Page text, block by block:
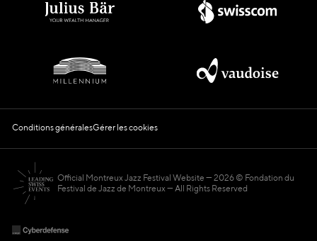
Conditions généralesGérer les cookies
Official Montreux Jazz Festival Website
2026 © Fondation du
Festival de Jazz de Montreux — All Rights Reserved